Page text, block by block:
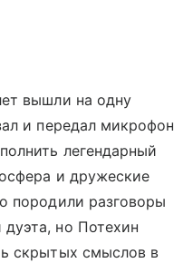
вышли на одну
и передал микрофон
легендарный
и дружеские
породили разговоры
но Потехин
скрытых смыслов в